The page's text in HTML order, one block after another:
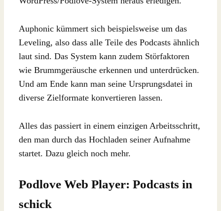
Auphonic kümmert sich beispielsweise um das
Leveling, also dass alle Teile des Podcasts ähnlich
laut sind. Das System kann zudem Störfaktoren
wie Brummgeräusche erkennen und unterdrücken.
Und am Ende kann man seine Ursprungsdatei in
diverse Zielformate konvertieren lassen.
Alles das passiert in einem einzigen Arbeitsschritt,
den man durch das Hochladen seiner Aufnahme
startet. Dazu gleich noch mehr.
Podlove Web Player: Podcasts in
schick